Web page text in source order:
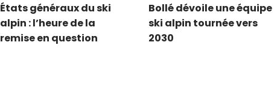
États généraux du ski
alpin : l’heure de la
remise en question
Bollé dévoile une équipe
ski alpin tournée vers
2030